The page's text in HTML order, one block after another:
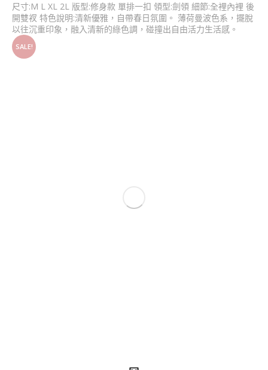
尺寸:M L XL 2L 版型:修身款 單排一扣 領型:劍領 細節:全裡內裡 後
開雙衩 特色說明:清新優雅，自帶春日氛圍。 薄荷曼波色系，擺脫
以往沉重印象，融入清新的綠色調，碰撞出自由活力生活感。
SALE!